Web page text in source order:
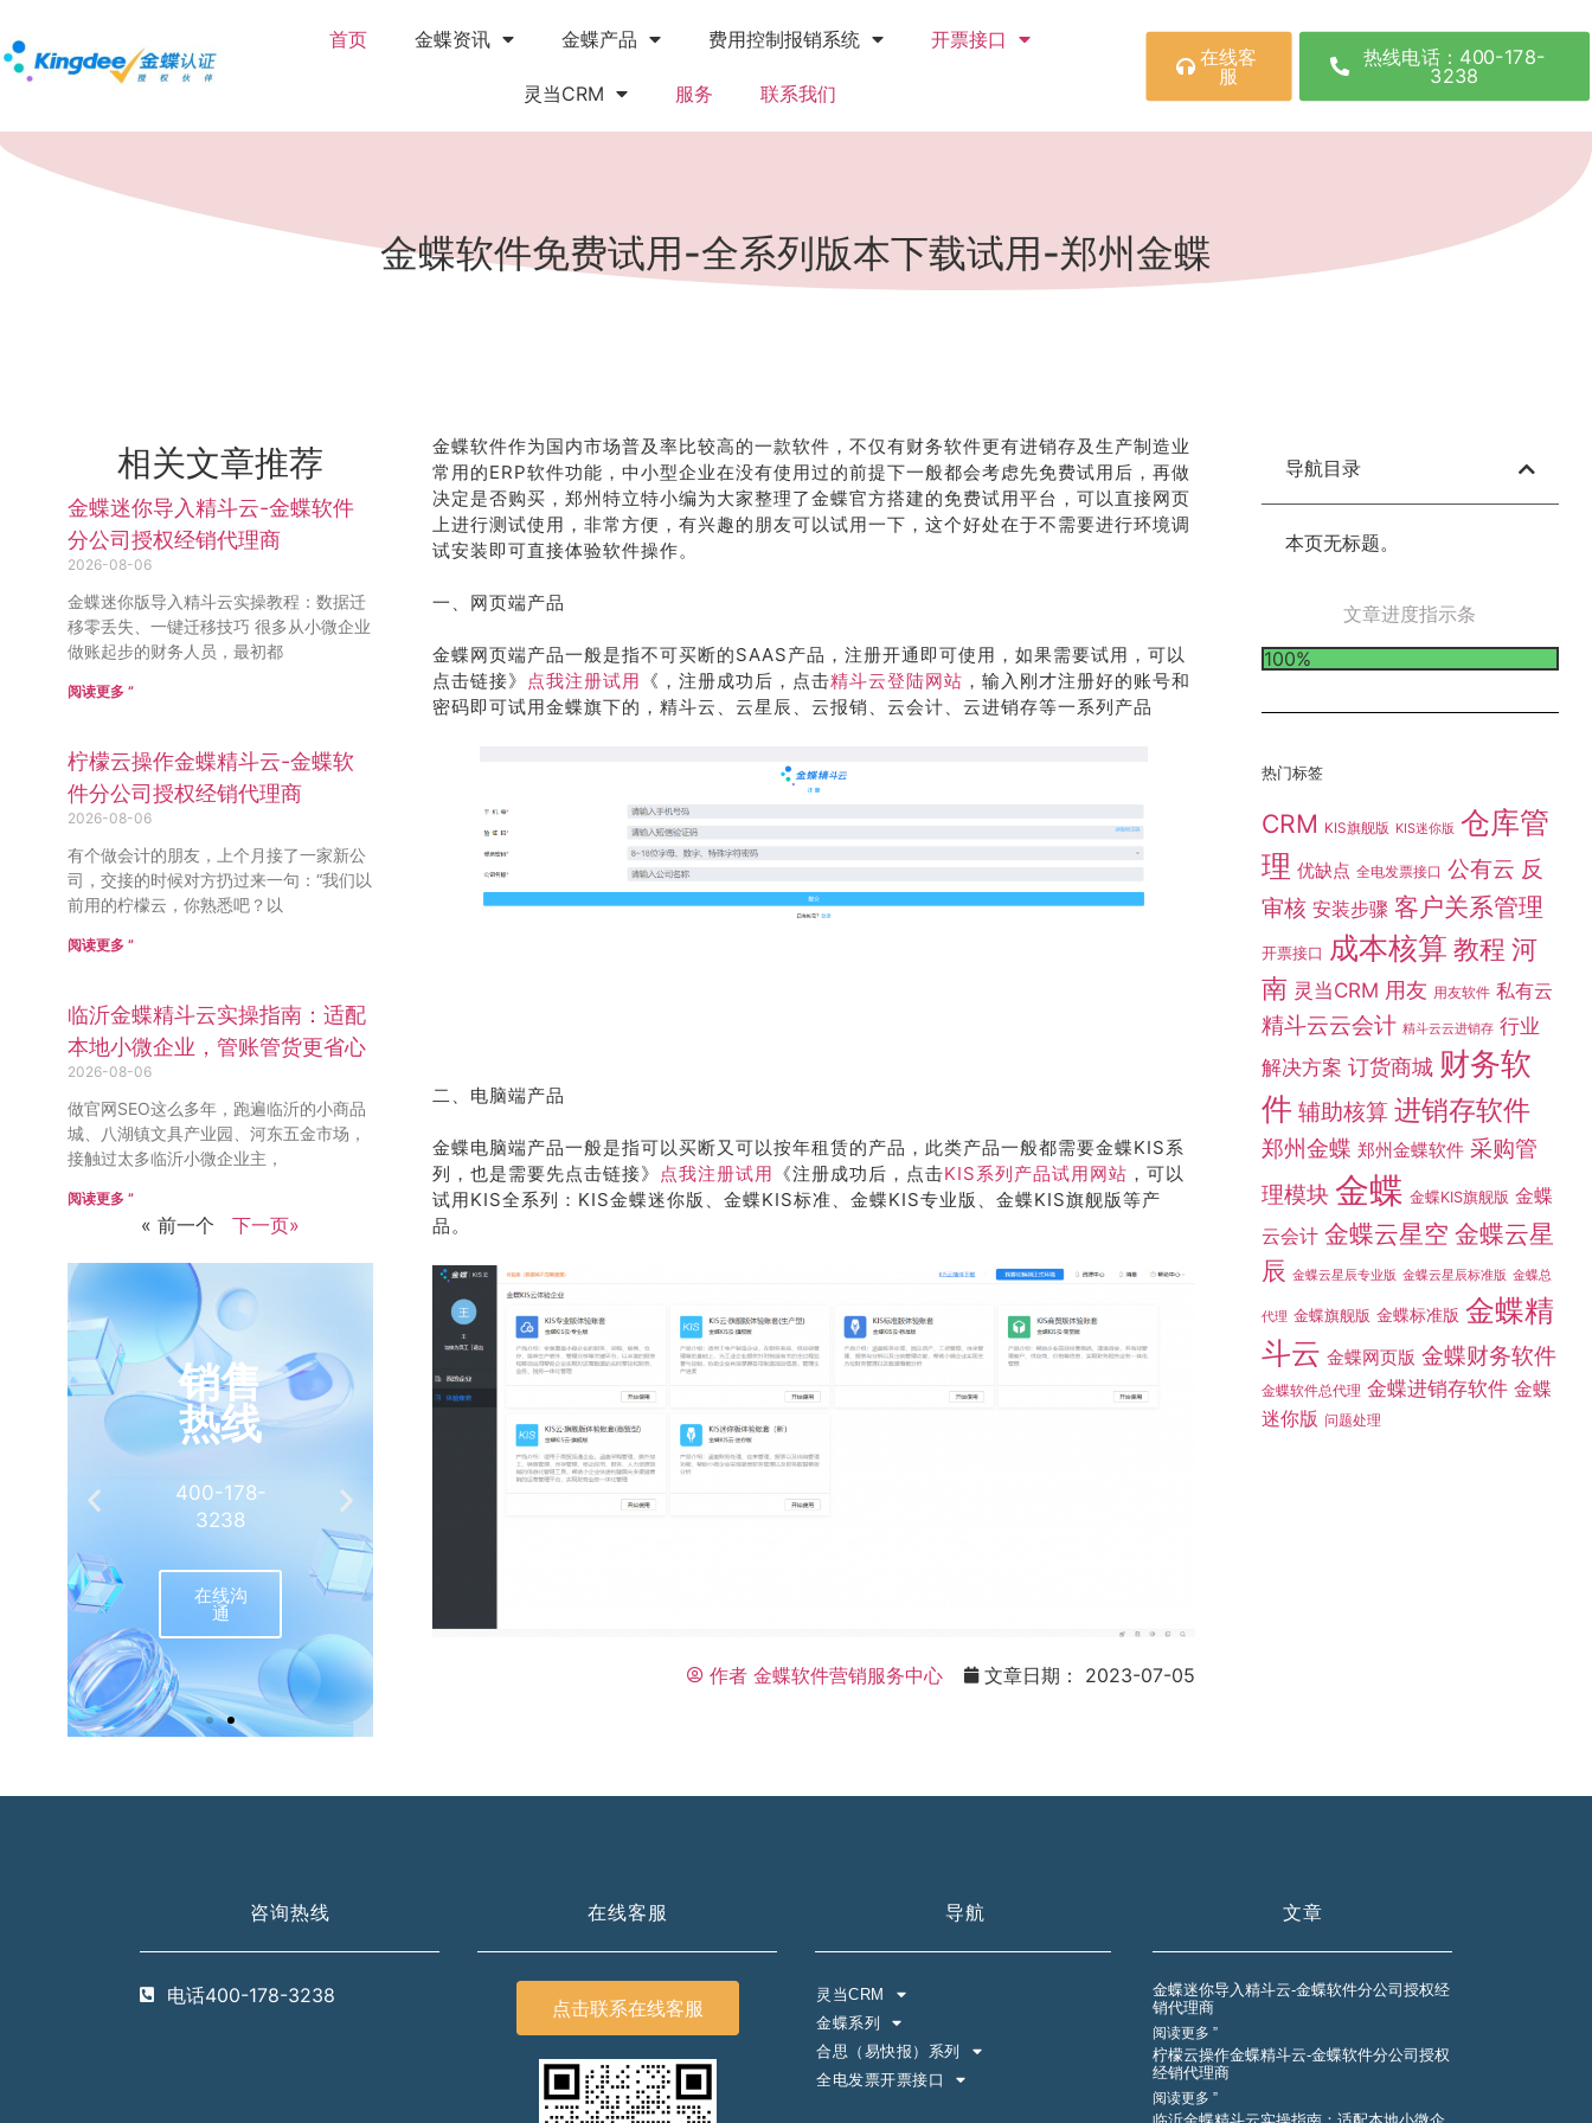
首页 金蝶资讯 金蝶产品 费用控制报销系统 开票接口
灵当CRM 服务 联系我们
在线客
服
热线电话：400-178-
3238
金蝶软件免费试用-全系列版本下载试用-郑州金蝶
相关文章推荐
金蝶迷你导入精斗云-金蝶软件
分公司授权经销代理商
2026-08-06
金蝶迷你版导入精斗云实操教程：数据迁
移零丢失、一键迁移技巧 很多从小微企业
做账起步的财务人员，最初都
阅读更多 ”
柠檬云操作金蝶精斗云-金蝶软
件分公司授权经销代理商
2026-08-06
有个做会计的朋友，上个月接了一家新公
司，交接的时候对方扔过来一句：“我们以
前用的柠檬云，你熟悉吧？以
阅读更多 ”
临沂金蝶精斗云实操指南：适配
本地小微企业，管账管货更省心
2026-08-06
做官网SEO这么多年，跑遍临沂的小商品
城、八湖镇文具产业园、河东五金市场，
接触过太多临沂小微企业主，
阅读更多 ”
« 前一个 下一页»
销售
热线
400-178-
3238
在线沟
通
推荐
有礼
销售
400-178-
金蝶软件作为国内市场普及率比较高的一款软件，不仅有财务软件更有进销存及生产制造业
常用的ERP软件功能，中小型企业在没有使用过的前提下一般都会考虑先免费试用后，再做
决定是否购买，郑州特立特小编为大家整理了金蝶官方搭建的免费试用平台，可以直接网页
上进行测试使用，非常方便，有兴趣的朋友可以试用一下，这个好处在于不需要进行环境调
试安装即可直接体验软件操作。
一、网页端产品
金蝶网页端产品一般是指不可买断的SAAS产品，注册开通即可使用，如果需要试用，可以
点击链接》 点我注册试用 《，注册成功后，点击精斗云登陆网站 ，输入刚才注册好的账号和
密码即可试用金蝶旗下的，精斗云、云星辰、云报销、云会计、云进销存等一系列产品
二、电脑端产品
金蝶电脑端产品一般是指可以买断又可以按年租赁的产品，此类产品一般都需要金蝶KIS系
列，也是需要先点击链接》 点我注册试用 《注册成功后，点击KIS系列产品试用网站 ，可以
试用KIS全系列：KIS金蝶迷你版、金蝶KIS标准、金蝶KIS专业版、金蝶KIS旗舰版等产
品。
作者金蝶软件营销服务中心 文章日期： 2023-07-05
导航目录
本页无标题。
文章进度指示条
100%
热门标签
CRM KIS旗舰版 KIS迷你版 仓库管
理 优缺点 全电发票接口 公有云 反
审核 安装步骤 客户关系管理
开票接口 成本核算 教程 河
南 灵当CRM 用友 用友软件 私有云
精斗云云会计 精斗云云进销存 行业
解决方案 订货商城 财务软
件 辅助核算 进销存软件
郑州金蝶 郑州金蝶软件 采购管
理模块 金蝶 金蝶KIS旗舰版 金蝶
云会计 金蝶云星空 金蝶云星
辰 金蝶云星辰专业版 金蝶云星辰标准版 金蝶总
代理 金蝶旗舰版 金蝶标准版 金蝶精
斗云 金蝶网页版 金蝶财务软件
金蝶软件总代理 金蝶进销存软件 金蝶
迷你版 问题处理
咨询热线
电话400-178-3238
在线客服
点击联系在线客服
导航
灵当CRM
金蝶系列
合思（易快报）系列
全电发票开票接口
文章
金蝶迷你导入精斗云-金蝶软件分公司授权经
销代理商
阅读更多 ”
柠檬云操作金蝶精斗云-金蝶软件分公司授权
经销代理商
阅读更多 ”